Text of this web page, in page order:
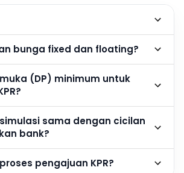
bunga fixed dan floating?
(DP) minimum untuk
sama dengan cicilan
bank?
pengajuan KPR?